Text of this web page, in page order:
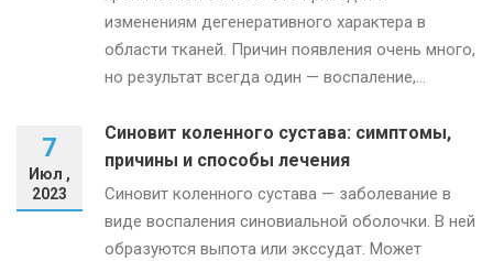
изменениям дегенеративного характера в
области тканей. Причин появления очень много,
но результат всегда один — воспаление,...
7
Июл ,
2023
Синовит коленного сустава: симптомы,
причины и способы лечения
Синовит коленного сустава — заболевание в
виде воспаления синовиальной оболочки. В ней
образуются выпота или экссудат. Может